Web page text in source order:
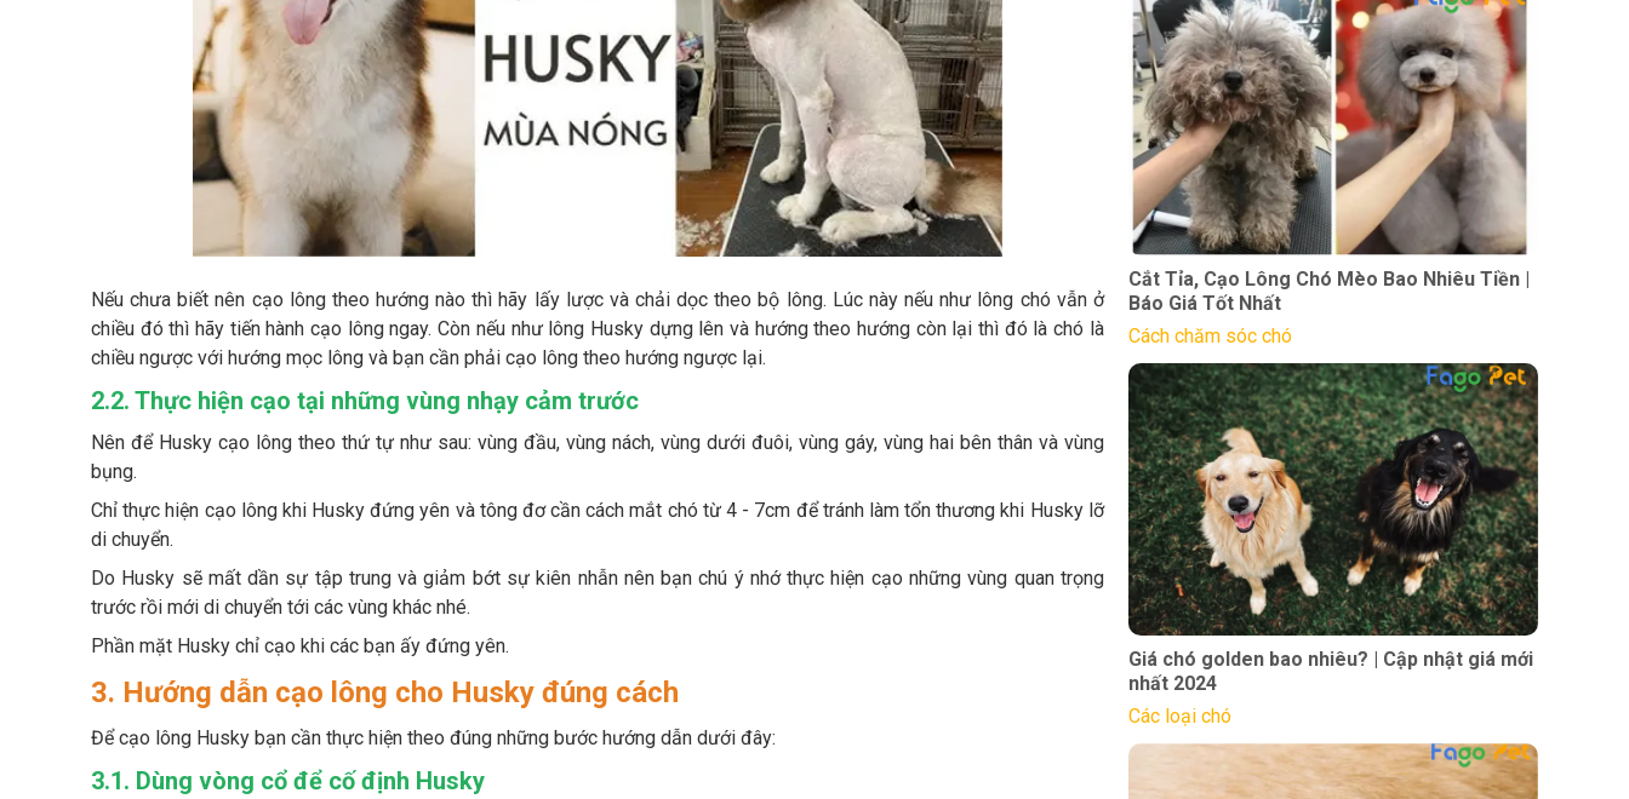
Nếu chưa biết nên cạo lông theo hướng nào thì hãy lấy lược và chải dọc theo bộ lông. Lúc này nếu như lông chó vẫn ở
chiều đó thì hãy tiến hành cạo lông ngay. Còn nếu như lông Husky dựng lên và hướng theo hướng còn lại thì đó là chó là
chiều ngược với hướng mọc lông và bạn cần phải cạo lông theo hướng ngược lại.
2.2. Thực hiện cạo tại những vùng nhạy cảm trước
Nên để Husky cạo lông theo thứ tự như sau: vùng đầu, vùng nách, vùng dưới đuôi, vùng gáy, vùng hai bên thân và vùng
bụng.
Chỉ thực hiện cạo lông khi Husky đứng yên và tông đơ cần cách mắt chó từ 4 - 7cm để tránh làm tổn thương khi Husky lỡ
di chuyển.
Do Husky sẽ mất dần sự tập trung và giảm bớt sự kiên nhẫn nên bạn chú ý nhớ thực hiện cạo những vùng quan trọng
trước rồi mới di chuyển tới các vùng khác nhé.
Phần mặt Husky chỉ cạo khi các bạn ấy đứng yên.
3. Hướng dẫn cạo lông cho Husky đúng cách
Để cạo lông Husky bạn cần thực hiện theo đúng những bước hướng dẫn dưới đây:
3.1. Dùng vòng cổ để cố định Husky
Cắt Tỉa, Cạo Lông Chó Mèo Bao Nhiêu Tiền |
Báo Giá Tốt Nhất
Cách chăm sóc chó
Giá chó golden bao nhiêu? | Cập nhật giá mới
nhất 2024
Các loại chó